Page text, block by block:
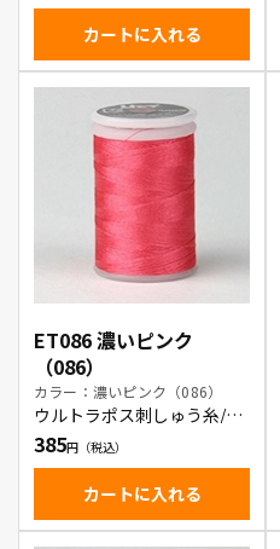
カートに入れる
ET086 濃いピンク
（086）
カラー：濃いピンク（086）
ウルトラポス刺しゅう糸/濃
いピンク
385
カートに入れる